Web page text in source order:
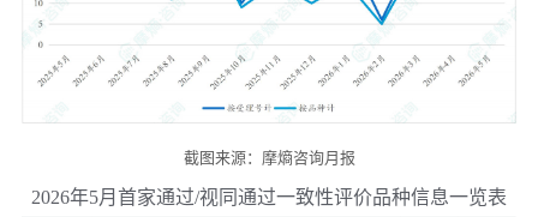
截图来源：摩熵咨询月报
2026年5月首家通过/视同通过一致性评价品种信息一览表